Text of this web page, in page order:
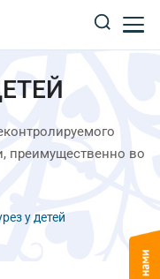
преимущественно во
у детей